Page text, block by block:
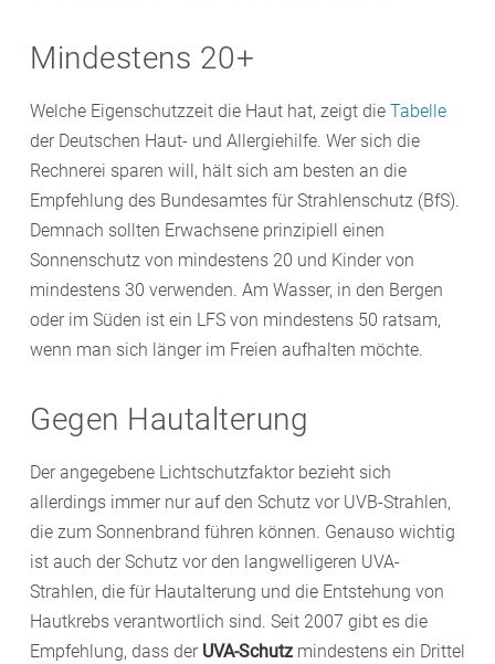
Mindestens 20+
Welche Eigenschutzzeit die Haut hat, zeigt die Tabelle
der Deutschen Haut- und Allergiehilfe. Wer sich die
Rechnerei sparen will, hält sich am besten an die
Empfehlung des Bundesamtes für Strahlenschutz (BfS).
Demnach sollten Erwachsene prinzipiell einen
Sonnenschutz von mindestens 20 und Kinder von
mindestens 30 verwenden. Am Wasser, in den Bergen
oder im Süden ist ein LFS von mindestens 50 ratsam,
wenn man sich länger im Freien aufhalten möchte.
Gegen Hautalterung
Der angegebene Lichtschutzfaktor bezieht sich
allerdings immer nur auf den Schutz vor UVB-Strahlen,
die zum Sonnenbrand führen können. Genauso wichtig
ist auch der Schutz vor den langwelligeren UVA-
Strahlen, die für Hautalterung und die Entstehung von
Hautkrebs verantwortlich sind. Seit 2007 gibt es die
Empfehlung, dass der UVA-Schutz mindestens ein Drittel